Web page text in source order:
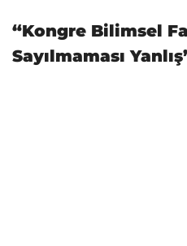
“Kongre Bilimsel
Sayılmaması